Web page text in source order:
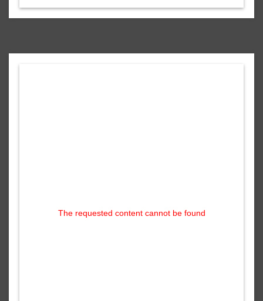
The requested content cannot be found